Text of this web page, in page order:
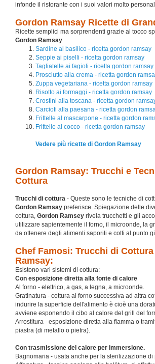
infonde il ristorante con i suoi valori molto
Gordon Ramsay Ricette di
Ricette semplici ma sorprendenti grazie al tocco
Gordon Ramsay
Sardine al basilico - ricetta gordon ramsay
Seppie ai piselli - ricetta gordon ramsay
Tagliatelle ai fagioli - ricetta gordon ramsay
Prosciutto alla crema - ricetta gordon
Zuppa vegetariana - ricetta gordon ramsay
Risotto ai formaggi - ricetta gordon ramsay
Crostini alla toscana - ricetta gordon
Carciofi alla paesana - ricetta gordon
Frittelle al mascarpone - ricetta gordon
Frittelle al cocco - ricetta gordon ramsay
Vedere più ricette di Gordon Ramsay
Gordon Ramsay: Trucchi e
Cottura
Trucchi di cottura - Queste sono le tecniche di
Gordon Ramsay preferisce. Spiegazione delle
cottura, Gordon Ramsey rivela trucchetti e gli
utilizzare sapientemente il forno, il microonde, la
da ottenere degli alimenti saporiti e cotti al punto
Chef Famosi: Trucchi di
Ramsay:
Esistono vari sistemi di cottura:
Con esposizione diretta alla fonte di calore
Al forno - elettrico, a gas, a legna, a microonde.
Gratinatura - cottura al forno successiva ad altra
indurire la superficie dell'alimento è cioè una
avviene esponendo il cibo al calore del grill del
Arrostitura - esposizione diretta alla fiamma o
piastra (di metallo o pietra).
Con trasmissione del calore per immersione.
Bagnomaria - usata anche per la sterilizzazione di